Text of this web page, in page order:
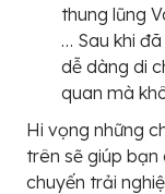
thung lũng
… Sau khi
dễ dàng di
quan mà
Hi vọng những
trên sẽ giúp
chuyến trải